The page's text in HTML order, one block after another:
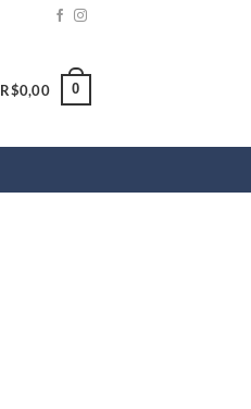
R$0,00 0